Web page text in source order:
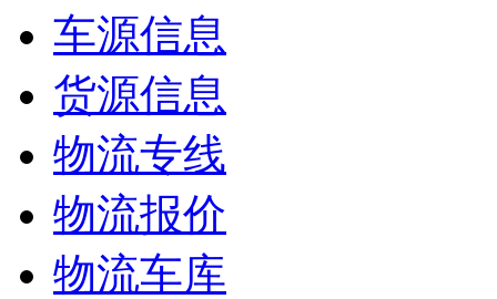
车源信息
货源信息
物流专线
物流报价
物流车库